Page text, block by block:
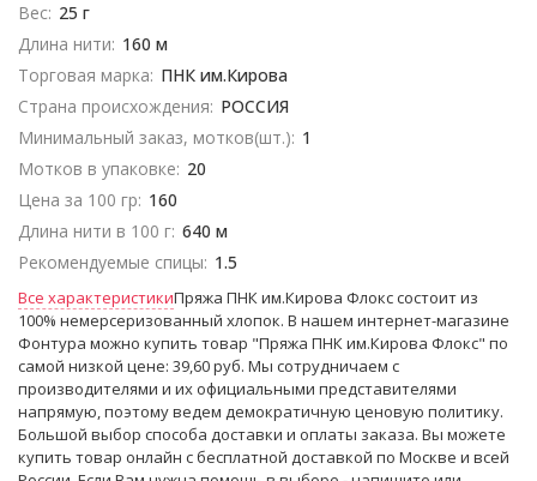
Вес: 25 г
Длина нити: 160 м
Торговая марка: ПНК им.Кирова
Страна происхождения: РОССИЯ
Минимальный заказ, мотков(шт.): 1
Мотков в упаковке: 20
Цена за 100 гр: 160
Длина нити в 100 г: 640 м
Рекомендуемые спицы: 1.5
Все характеристикиПряжа ПНК им.Кирова Флокс состоит из
100% немерсеризованный хлопок. В нашем интернет-магазине
Фонтура можно купить товар "Пряжа ПНК им.Кирова Флокс" по
самой низкой цене: 39,60 руб. Мы сотрудничаем с
производителями и их официальными представителями
напрямую, поэтому ведем демократичную ценовую политику.
Большой выбор способа доставки и оплаты заказа. Вы можете
купить товар онлайн с бесплатной доставкой по Москве и всей